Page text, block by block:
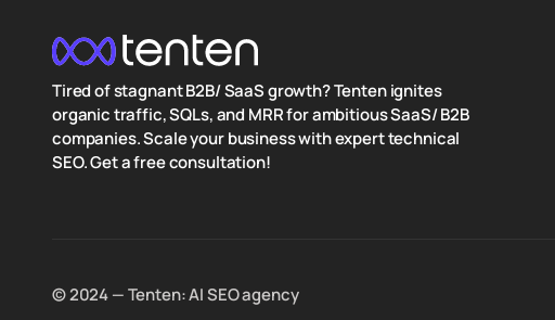
Tired of stagnant B2B/ SaaS growth? Tenten ignites
organic traffic, SQLs, and MRR for ambitious SaaS/ B2B
companies. Scale your business with expert technical
SEO. Get a free consultation!
©️ 2024 — Tenten: AI SEO agency